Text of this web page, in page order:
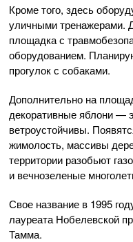
Кроме того, здесь
уличными тренажерами.
площадка с
оборудованием.
прогулок с собаками.
Дополнительно на
декоративные яблони —
ветроустойчивы.
жимолость, массивы
территории разобьют
и вечнозеленые
Свое название в 1995
лауреата Нобелевской
Тамма.